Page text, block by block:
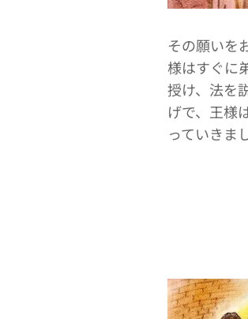
その願いを
様はすぐに
授け、法を
げで、王様
っていきま